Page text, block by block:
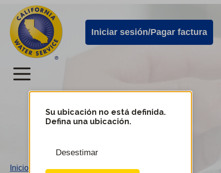
directamente
contenido
principal
Alertas
de
Cal
Water
Iniciar sesión/Pagar factura
Menú
Menú
servicio
de
Su ubicación no está definida.
Defina una ubicación.
Desestimar
Inicio